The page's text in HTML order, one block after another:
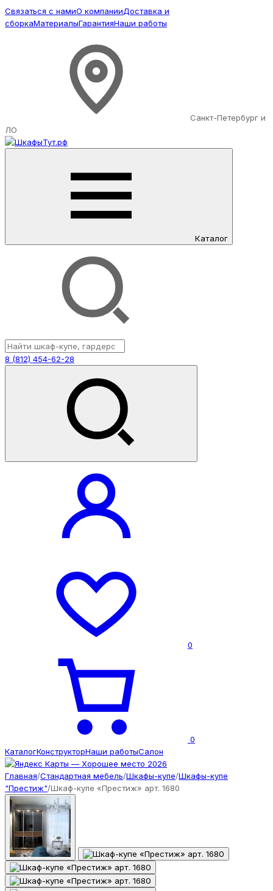
Связаться с намиО компанииДоставка и
сборкаМатериалыГарантияНаши работы
Санкт-Петербург и
ЛО
Каталог
8 (812) 454-62-28
0
0
КаталогКонструкторНаши работыСалон
Главная/Стандартная мебель/Шкафы-купе/Шкафы-купе
"Престиж"/Шкаф-купе «Престиж» арт. 1680